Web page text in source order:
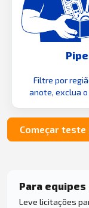
Filtre por
anote, exclua
Começar
Para
Leve licitações